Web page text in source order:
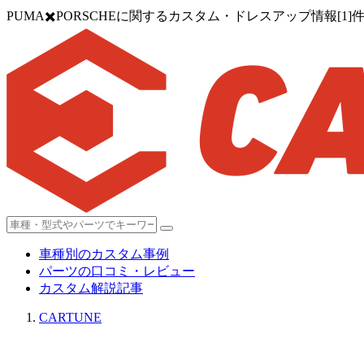
PUMA✖️PORSCHEに関するカスタム・ドレスアップ情報[1]件
車種別のカスタム事例
パーツの口コミ・レビュー
カスタム解説記事
CARTUNE